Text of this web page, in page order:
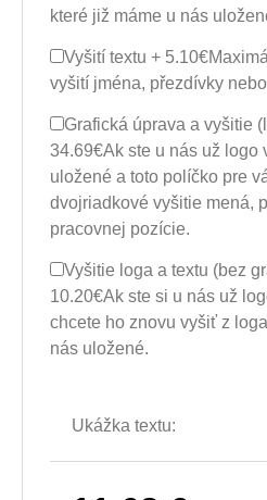
které již máme u nás
Vyšití textu + 5.10€
vyšití jména, přezdívky
Grafická úprava a vyšitie
34.69€Ak ste u nás už logo
uložené a toto políčko pre
dvojriadkové vyšitie mená,
pracovnej pozície.
Vyšitie loga a textu (bez
10.20€Ak ste si u nás už
chcete ho znovu vyšiť z
nás uložené.
Ukážka textu: